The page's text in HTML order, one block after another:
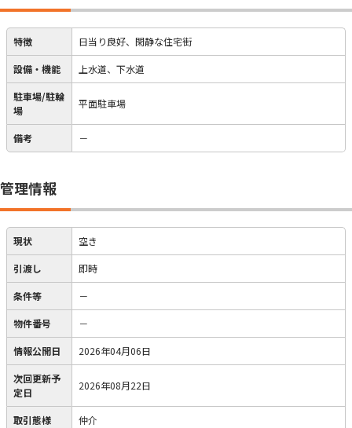
特徴 日当り良好、閑静な住宅街
設備・機能 上水道、下水道
駐車場/駐輪
場
平面駐車場
備考 －
管理情報
現状 空き
引渡し 即時
条件等 －
物件番号 －
情報公開日 2026年04月06日
次回更新予
定日
2026年08月22日
取引態様 仲介